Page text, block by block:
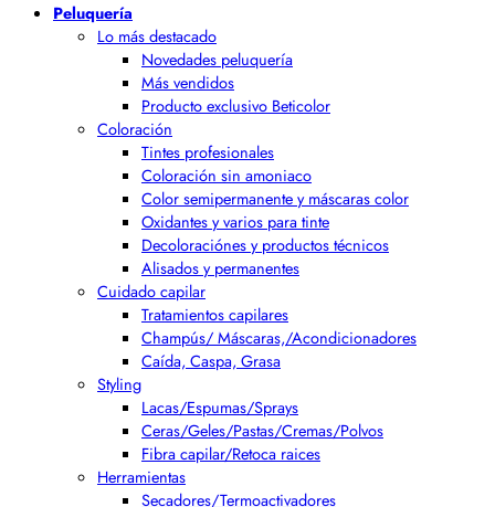
Peluquería
Lo más destacado
Novedades peluquería
Más vendidos
Producto exclusivo Beticolor
Coloración
Tintes profesionales
Coloración sin amoniaco
Color semipermanente y máscaras color
Oxidantes y varios para tinte
Decoloraciónes y productos técnicos
Alisados y permanentes
Cuidado capilar
Tratamientos capilares
Champús/ Máscaras,/Acondicionadores
Caída, Caspa, Grasa
Styling
Lacas/Espumas/Sprays
Ceras/Geles/Pastas/Cremas/Polvos
Fibra capilar/Retoca raices
Herramientas
Secadores/Termoactivadores